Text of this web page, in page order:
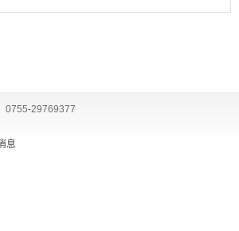
：0755-29769377